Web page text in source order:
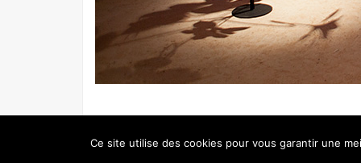
Ce site utilise des cookies pour vous garantir une